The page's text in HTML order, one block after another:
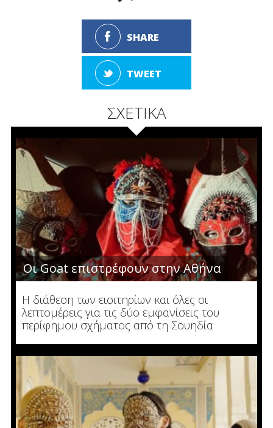
SHARE
TWEET
ΣΧΕΤΙΚΑ
Οι Goat επιστρέφουν στην Αθήνα
Η διάθεση των εισιτηρίων και όλες οι
λεπτομέρεις για τις δύο εμφανίσεις του
περίφημου σχήματος από τη Σουηδία